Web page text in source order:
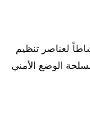
لعناصر تنظيم
الوضع الأمني